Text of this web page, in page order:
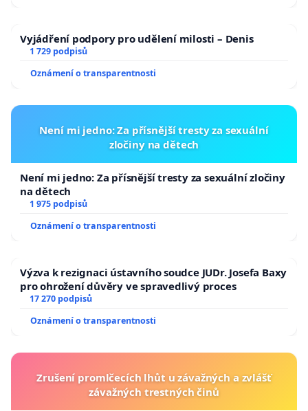
Vyjádření podpory pro udělení milosti – Denis
1 729 podpisů
Oznámení o transparentnosti
Není mi jedno: Za přísnější tresty za sexuální
zločiny na dětech
Není mi jedno: Za přísnější tresty za sexuální zločiny
na dětech
1 975 podpisů
Oznámení o transparentnosti
Výzva k rezignaci ústavního soudce JUDr. Josefa Baxy
pro ohrožení důvěry ve spravedlivý proces
17 270 podpisů
Oznámení o transparentnosti
Zrušení promlčecích lhůt u závažných a zvlášť
závažných trestných činů